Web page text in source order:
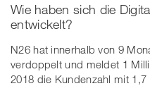
Wie haben sich die
entwickelt?
N26 hat innerhalb von 9
verdoppelt und meldet 1
2018 die Kundenzahl mit